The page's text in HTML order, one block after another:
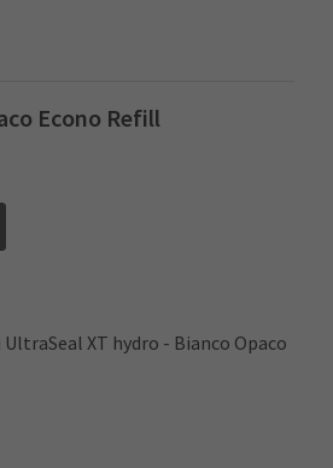
Econo Refill
XT hydro - Bianco Opaco